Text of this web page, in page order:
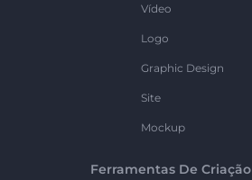
Vídeo
Logo
Graphic Design
Site
Mockup
Ferramentas De